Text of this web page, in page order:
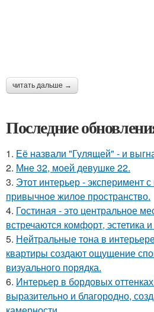
читать дальше →
Последние
1. Её назвали "Гулящей" - и
2. Мне 32, моей девушке 22.
3. Этот интерьер - эксперимент
привычное жилое пространство.
4. Гостиная - это центральное
встречаются комфорт, эстетика
5. Нейтральные тона в
квартиры создают ощущение
визуального порядка.
6. Интерьер в бордовых
выразительно и благородно,